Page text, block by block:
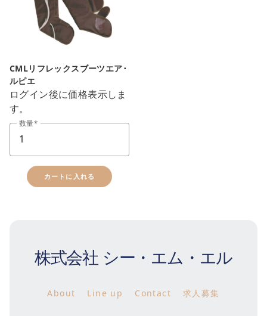
CMLリフレックスブーツエア･
ルピエ
ログイン後に価格表示しま
す。
数量
カートに入れる
株式会社 シー・エム・エル
About Line up Contact 求人募集